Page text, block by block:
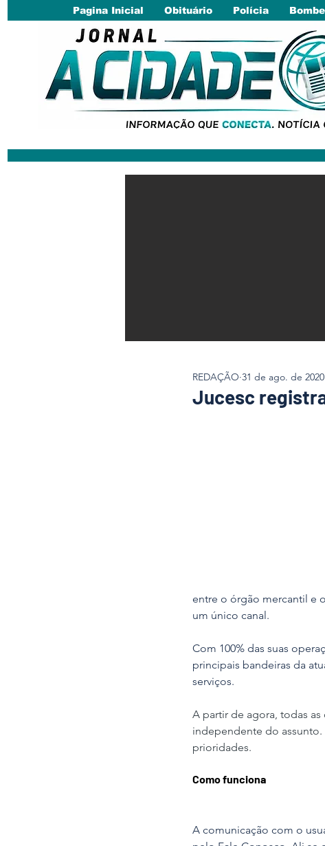
Pagina Inicial Obituário Polícia
Jucesc
REDAÇÃO 31 de ago. de 2020
entre o órgão mercantil e
um único canal.
Com 100% das suas
principais bandeiras da
serviços.
A partir de agora, todas
independente do
prioridades.
Como funciona
A comunicação com o